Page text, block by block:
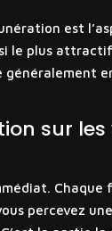
est
le plus
généralement
sur les
Chaque
percevez